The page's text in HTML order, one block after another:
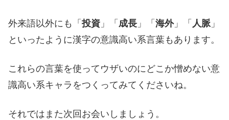
外来語以外にも「投資 」「 成長 」「 海外」「 人脈」
といったように漢字の意識高い系言葉もあります。
これらの言葉を使ってウザいのにどこか憎めない意
識高い系キャラをつくってみてくださいね。
それではまた次回お会いしましょう。